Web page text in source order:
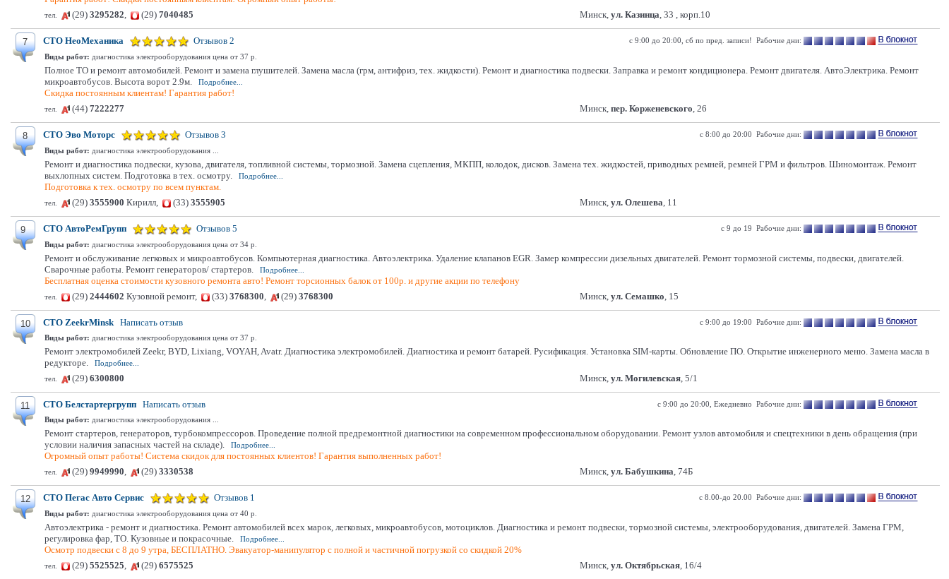
тел. (29) 3295282, (29) 7040485 Минск, ул. Казинца, 33 , корп.10
7 СТО НеоМеханика Отзывов 2
с 9:00 до 20:00, сб по пред. записи! Рабочие дни:
Виды работ: диагностика электрооборудования цена от 37 р.
Полное ТО и ремонт автомобилей. Ремонт и замена глушителей. Замена масла (грм, антифриз, тех. жидкости). Ремонт и диагностика подвески. Заправка и ремонт кондиционера. Ремонт двигателя. АвтоЭлектрика. Ремонт
микроавтобусов. Высота ворот 2.9м.
Подробнее...
Скидка постоянным клиентам! Гарантия работ!
тел. (44) 7222277 Минск, пер. Корженевского, 26
8 СТО Эво Моторс Отзывов 3
с 8:00 до 20:00 Рабочие дни:
Виды работ: диагностика электрооборудования ...
Ремонт и диагностика подвески, кузова, двигателя, топливной системы, тормозной. Замена сцепления, МКПП, колодок, дисков. Замена тех. жидкостей, приводных ремней, ремней ГРМ и фильтров. Шиномонтаж. Ремонт
выхлопных систем. Подготовка в тех. осмотру.
Подробнее...
Подготовка к тех. осмотру по всем пунктам.
тел. (29) 3555900 Кирилл, (33) 3555905 Минск, ул. Олешева, 11
9 СТО АвтоРемГрупп Отзывов 5
с 9 до 19 Рабочие дни:
Виды работ: диагностика электрооборудования цена от 34 р.
Ремонт и обслуживание легковых и микроавтобусов. Компьютерная диагностика. Автоэлектрика. Удаление клапанов EGR. Замер компрессии дизельных двигателей. Ремонт тормозной системы, подвески, двигателей.
Сварочные работы. Ремонт генераторов/ стартеров.
Подробнее...
Бесплатная оценка стоимости кузовного ремонта авто! Ремонт торсионных балок от 100р. и другие акции по телефону
тел. (29) 2444602 Кузовной ремонт, (33) 3768300, (29) 3768300 Минск, ул. Семашко, 15
10 СТО ZeekrMinsk Написать отзыв
с 9:00 до 19:00 Рабочие дни:
Виды работ: диагностика электрооборудования цена от 37 р.
Ремонт электромобилей Zeekr, BYD, Lixiang, VOYAH, Avatr. Диагностика электромобилей. Диагностика и ремонт батарей. Русификация. Установка SIM-карты. Обновление ПО. Открытие инженерного меню. Замена масла в
редукторе.
Подробнее...
тел.
(29) 6300800 Минск, ул. Могилевская, 5/1
11 СТО Белстартергрупп Написать отзыв
с 9:00 до 20:00, Ежедневно Рабочие дни:
Виды работ: диагностика электрооборудования ...
Ремонт стартеров, генераторов, турбокомпрессоров. Проведение полной предремонтной диагностики на современном профессиональном оборудовании. Ремонт узлов автомобиля и спецтехники в день обращения (при
условии наличия запасных частей на складе).
Подробнее...
Огромный опыт работы! Система скидок для постоянных клиентов! Гарантия выполненных работ!
тел. (29) 9949990, (29) 3330538 Минск, ул. Бабушкина, 74Б
12 СТО Пегас Авто Сервис Отзывов 1
с 8.00-до 20.00 Рабочие дни:
Виды работ: диагностика электрооборудования цена от 40 р.
Автоэлектрика - ремонт и диагностика. Ремонт автомобилей всех марок, легковых, микроавтобусов, мотоциклов. Диагностика и ремонт подвески, тормозной системы, электрооборудования, двигателей. Замена ГРМ,
регулировка фар, ТО. Кузовные и покрасочные.
Подробнее...
Осмотр подвески с 8 до 9 утра, БЕСПЛАТНО. Эвакуатор-манипулятор с полной и частичной погрузкой со скидкой 20%
тел. (29) 5525525, (29) 6575525 Минск, ул. Октябрьская, 16/4